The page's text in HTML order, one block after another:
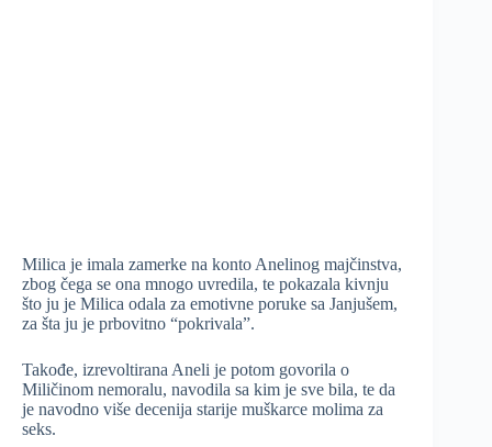
Milica je imala zamerke na konto Anelinog majčinstva,
zbog čega se ona mnogo uvredila, te pokazala kivnju
što ju je Milica odala za emotivne poruke sa Janjušem,
za šta ju je prbovitno “pokrivala”.
Takođe, izrevoltirana Aneli je potom govorila o
Miličinom nemoralu, navodila sa kim je sve bila, te da
je navodno više decenija starije muškarce molima za
seks.